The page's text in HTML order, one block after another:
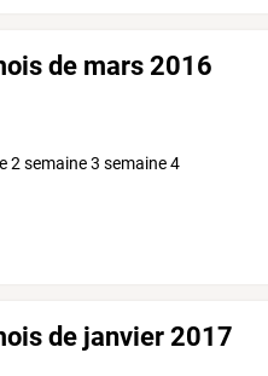
de mars 2016
2 semaine 3 semaine 4
de janvier 2017